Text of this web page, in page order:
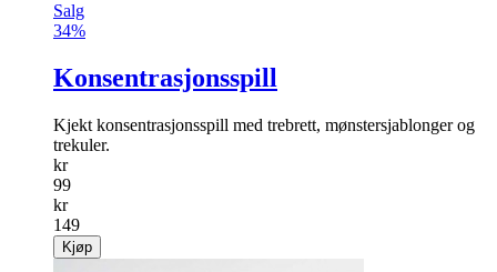
Salg
34%
Konsentrasjonsspill
Kjekt konsentrasjonsspill med trebrett, mønstersjablonger og
trekuler.
kr
99
kr
149
Kjøp